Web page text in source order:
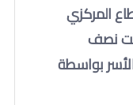
المركزي
نصف
بواسطة